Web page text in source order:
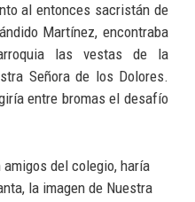
al entonces sacristán de
Martínez, encontraba
las vestas de la
Señora de los Dolores.
entre bromas el desafío
del colegio, haría
la imagen de Nuestra